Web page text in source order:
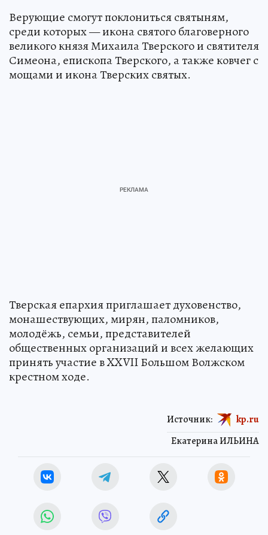
Верующие смогут поклониться святыням,
среди которых — икона святого благоверного
великого князя Михаила Тверского и святителя
Симеона, епископа Тверского, а также ковчег с
мощами и икона Тверских святых.
Тверская епархия приглашает духовенство,
монашествующих, мирян, паломников,
молодёжь, семьи, представителей
общественных организаций и всех желающих
принять участие в XXVII Большом Волжском
крестном ходе.
Екатерина ИЛЬИНА
Источник: kp.ru